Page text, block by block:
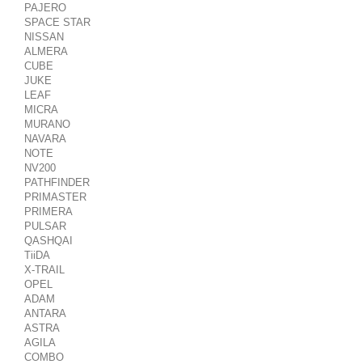
PAJERO
SPACE STAR
NISSAN
ALMERA
CUBE
JUKE
LEAF
MICRA
MURANO
NAVARA
NOTE
NV200
PATHFINDER
PRIMASTER
PRIMERA
PULSAR
QASHQAI
TiiDA
X-TRAIL
OPEL
ADAM
ANTARA
ASTRA
AGILA
COMBO